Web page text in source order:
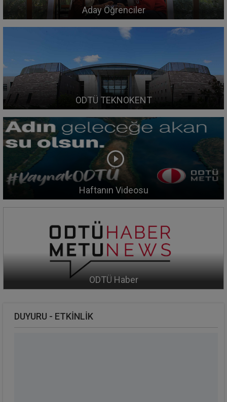
Aday Öğrenciler
ODTÜ TEKNOKENT
Haftanın Videosu
ODTÜ Haber
DUYURU - ETKİNLİK